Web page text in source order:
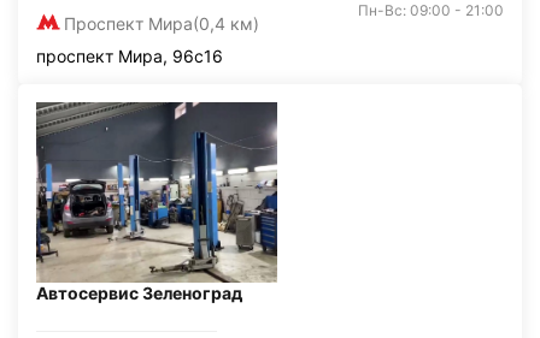
Проспект Мира(0,4 км)
Пн-Вс: 09:00 - 21:00
проспект Мира, 96с16
Автосервис Зеленоград